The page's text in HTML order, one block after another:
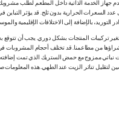
جهاز الخدمة الذاتية داخل المطعم لطلب
السعرات الحرارية بدون ثلج. قد يؤثر التباين
التوريد، بالإضافة إلى الاختلافات الإقليمية
تركيبات المنتجات بشكل دوري. يجب أن
شراؤها من مطاعمنا. قد تختلف أحجام
نباتي ممزوج مع حمض الستريك الذي تمت إضافته